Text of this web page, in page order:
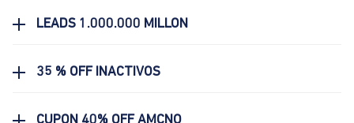
LEADS 1.000.000 MILLON
35 % OFF INACTIVOS